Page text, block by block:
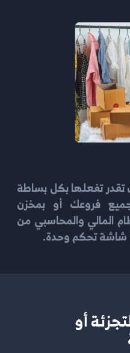
تقدر تفعلها بكل بساطة
فروعك أو بمخزن
المالي والمحاسبي من
شاشة تحكم وحدة.
أو